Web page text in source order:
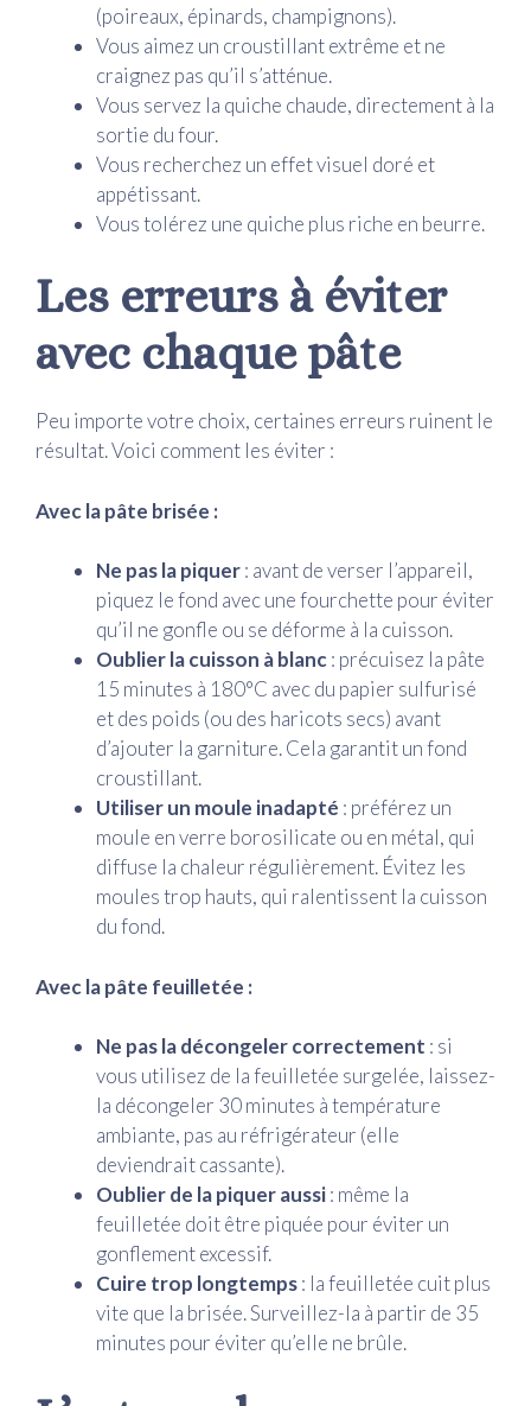
(poireaux, épinards, champignons).
Vous aimez un croustillant extrême et ne
craignez pas qu’il s’atténue.
Vous servez la quiche chaude, directement à la
sortie du four.
Vous recherchez un effet visuel doré et
appétissant.
Vous tolérez une quiche plus riche en beurre.
Les erreurs à éviter
avec chaque pâte
Peu importe votre choix, certaines erreurs ruinent le
résultat. Voici comment les éviter :
Avec la pâte brisée :
Ne pas la piquer: avant de verser l’appareil,
piquez le fond avec une fourchette pour éviter
qu’il ne gonfle ou se déforme à la cuisson.
Oublier la cuisson à blanc: précuisez la pâte
15 minutes à 180°C avec du papier sulfurisé
et des poids (ou des haricots secs) avant
d’ajouter la garniture. Cela garantit un fond
croustillant.
Utiliser un moule inadapté : préférez un
moule en verre borosilicate ou en métal, qui
diffuse la chaleur régulièrement. Évitez les
moules trop hauts, qui ralentissent la cuisson
du fond.
Avec la pâte feuilletée :
Ne pas la décongeler correctement : si
vous utilisez de la feuilletée surgelée, laissez-
la décongeler 30 minutes à température
ambiante, pas au réfrigérateur (elle
deviendrait cassante).
Oublier de la piquer aussi: même la
feuilletée doit être piquée pour éviter un
gonflement excessif.
Cuire trop longtemps: la feuilletée cuit plus
vite que la brisée. Surveillez-la à partir de 35
minutes pour éviter qu’elle ne brûle.